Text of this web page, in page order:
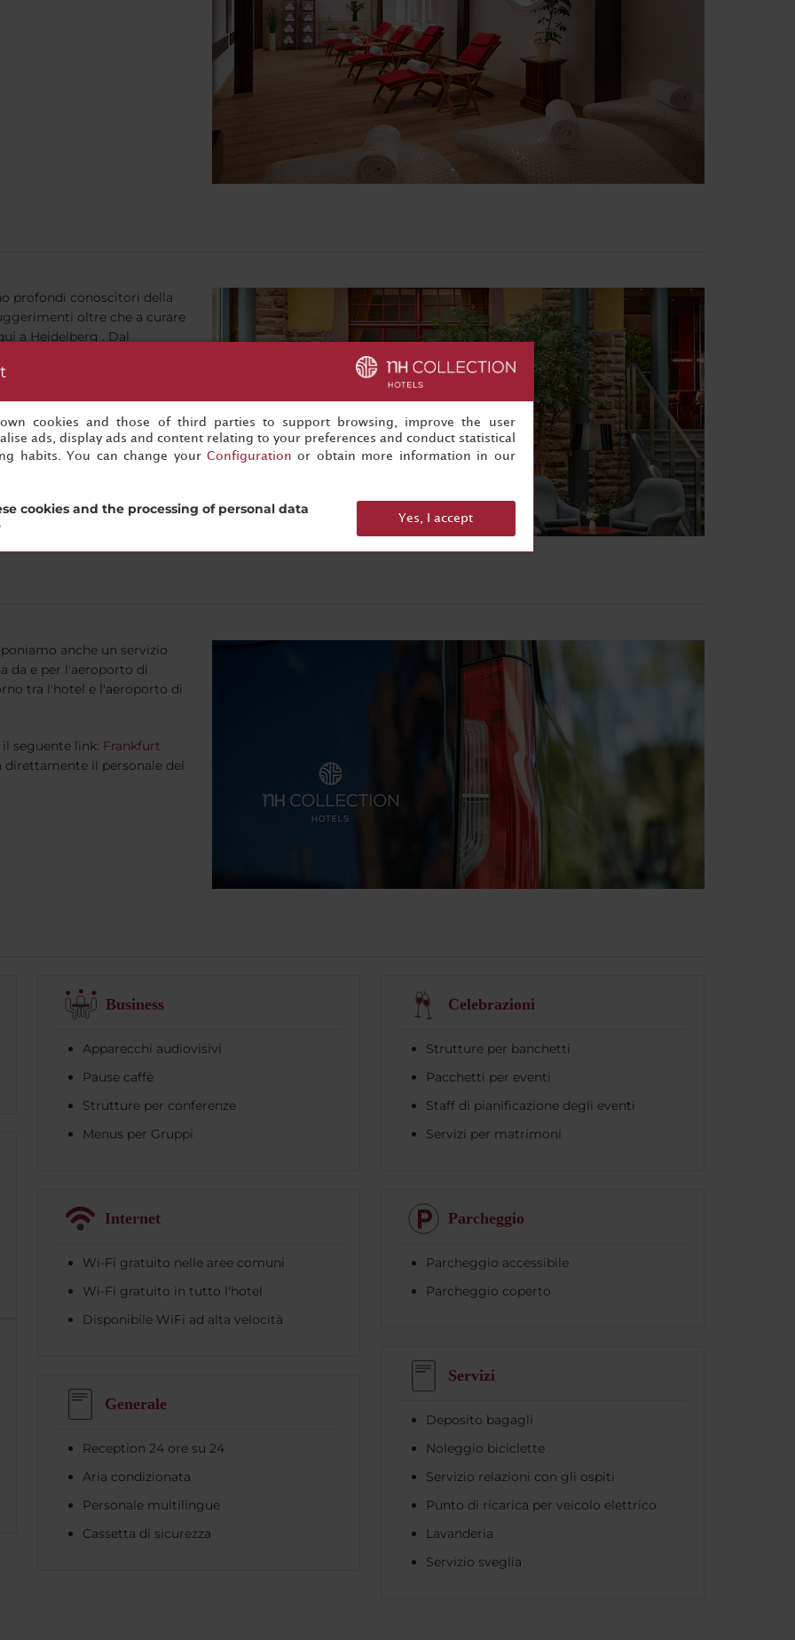
profondi conoscitori della
oltre che a curare
a Heidelberg . Dal
cui lascerai l’NH
una volta
utili per rendere il
un ristorante o
sapranno sempre
veri e propri luoghi segreti
anche un servizio
da e per l'aeroporto di
tra l'hotel e l'aeroporto di
seguente link: Frankfurt
il personale del
Business
Apparecchi audiovisivi
Pause caffè
Strutture per conferenze
Menus per Gruppi
Celebrazioni
Strutture per banchetti
Pacchetti per eventi
Staff di pianificazione degli eventi
Servizi per matrimoni
Internet
Wi-Fi gratuito nelle aree comuni
Wi-Fi gratuito in tutto l'hotel
Disponibile WiFi ad alta velocità
Parcheggio
Parcheggio accessibile
Parcheggio coperto
Servizi
Deposito bagagli
Noleggio biciclette
Servizio relazioni con gli ospiti
Punto di ricarica per veicolo elettrico
Lavanderia
Servizio sveglia
Generale
Reception 24 ore su 24
Aria condizionata
Personale multilingue
Cassetta di sicurezza
cookies and those of third parties to support browsing, improve the user
ads, display ads and content relating to your preferences and conduct statistical
habits. You can change your Configuration or obtain more information in our
cookies and the processing of personal data
Yes, I accept